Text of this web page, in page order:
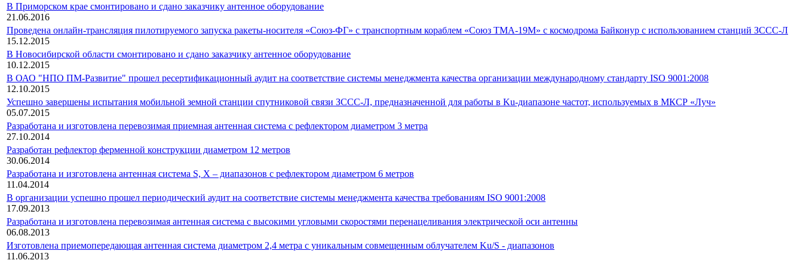
В Приморском крае смонтировано и сдано заказчику антенное оборудование
21.06.2016
Проведена онлайн-трансляция пилотируемого запуска ракеты-носителя «Союз-ФГ» с транспортным кораблем «Союз ТМА-19М» с космодрома Байконур с использованием станций ЗССС-Л
15.12.2015
В Новосибирской области смонтировано и сдано заказчику антенное оборудование
10.12.2015
В ОАО "НПО ПМ-Развитие" прошел ресертификационный аудит на соответствие системы менеджмента качества организации международному стандарту ISO 9001:2008
12.10.2015
Успешно завершены испытания мобильной земной станции спутниковой связи ЗССС-Л, предназначенной для работы в Ku-диапазоне частот, используемых в МКСР «Луч»
05.07.2015
Разработана и изготовлена перевозимая приемная антенная система с рефлектором диаметром 3 метра
27.10.2014
Разработан рефлектор ферменной конструкции диаметром 12 метров
30.06.2014
Разработана и изготовлена антенная система S, X – диапазонов с рефлектором диаметром 6 метров
11.04.2014
В организации успешно прошел периодический аудит на соответствие системы менеджмента качества требованиям ISO 9001:2008
17.09.2013
Разработана и изготовлена перевозимая антенная система с высокими угловыми скоростями перенацеливания электрической оси антенны
06.08.2013
Изготовлена приемопередающая антенная система диаметром 2,4 метра с уникальным совмещенным облучателем Ku/S - диапазонов
11.06.2013